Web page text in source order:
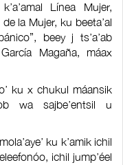
Línea Mujer,
la Mujer, ku beeta’al
beey j ts’a’ab
Magaña, máax
ku x chukul máansik
wa sajbe’entsil u
ku k’amik ichil
ichil jump’éel